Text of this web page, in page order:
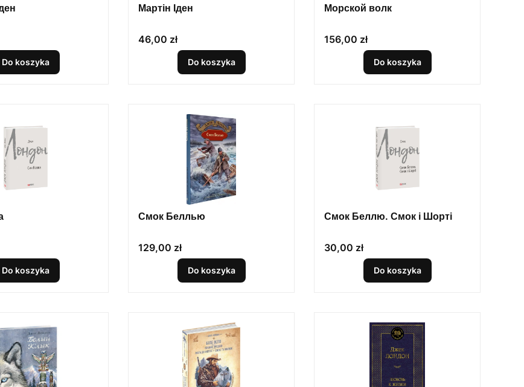
Do koszyka
Мартін Іден
Cena
46,00 zł
Do koszyka
Морской волк
Cena
156,00 zł
Do koszyka
Do koszyka
Смок Беллью
Cena
129,00 zł
Do koszyka
Смок Беллю. Смок і Шорті
Cena
30,00 zł
Do koszyka